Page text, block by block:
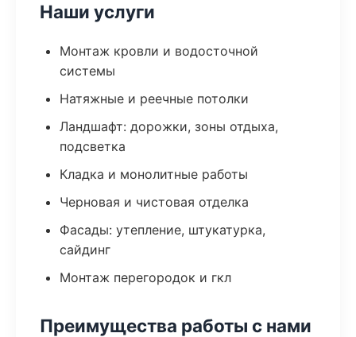
Наши услуги
Монтаж кровли и водосточной
системы
Натяжные и реечные потолки
Ландшафт: дорожки, зоны отдыха,
подсветка
Кладка и монолитные работы
Черновая и чистовая отделка
Фасады: утепление, штукатурка,
сайдинг
Монтаж перегородок и гкл
Преимущества работы с нами